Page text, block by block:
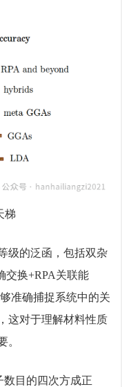
梯
级的泛函，包括双杂
交换+RPA关联能
准确捕捉系统中的关
这对于理解材料性质
。
目的四次方成正